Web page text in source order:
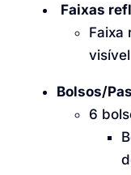
Faixas
Faixa
Bolsos/
6